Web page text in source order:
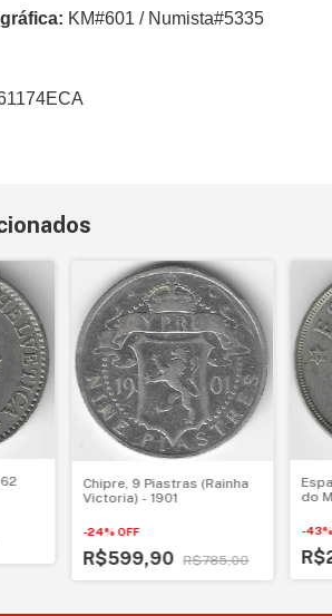
KM#601 / Numista#5335
Chipre, 9 Piastras (Rainha
Victoria) - 1901
-24%OFF
R$599,90 R$785,00
do
-43